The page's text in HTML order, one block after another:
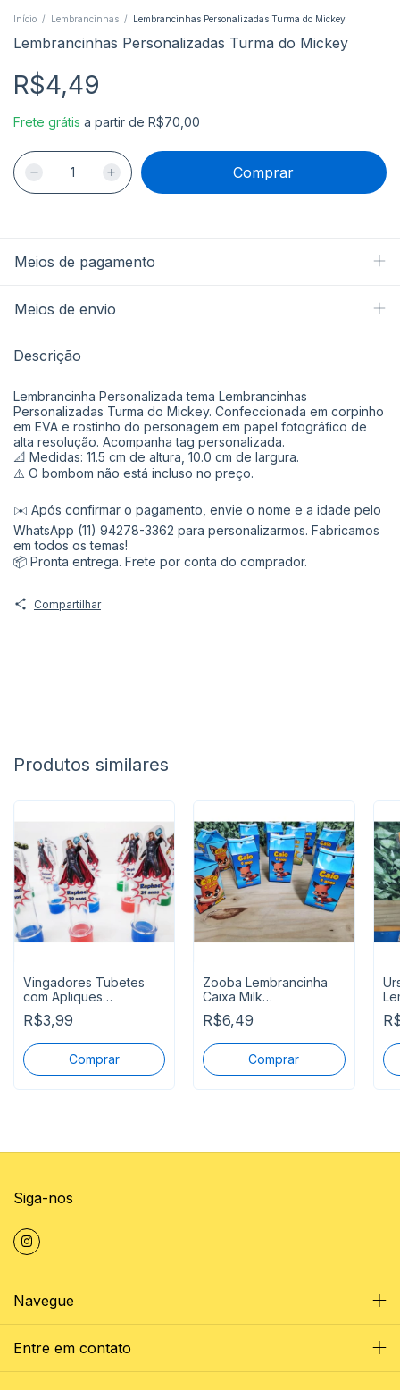
Início / Lembrancinhas / Lembrancinhas Personalizadas Turma do Mickey
Lembrancinhas Personalizadas Turma do Mickey
R$4,49
Frete grátis a partir de R$70,00
Meios de pagamento
Meios de envio
Descrição
Lembrancinha Personalizada tema Lembrancinhas
Personalizadas Turma do Mickey. Confeccionada em corpinho
em EVA e rostinho do personagem em papel fotográfico de
alta resolução. Acompanha tag personalizada.
📐 Medidas: 11.5 cm de altura, 10.0 cm de largura.
⚠️ O bombom não está incluso no preço.
✉️ Após confirmar o pagamento, envie o nome e a idade pelo
WhatsApp (11) 94278-3362 para personalizarmos. Fabricamos
em todos os temas!
📦 Pronta entrega. Frete por conta do comprador.
Compartilhar
Produtos similares
Vingadores Tubetes
com Apliques
Personalizado
R$3,99
Zooba Lembrancinha
Caixa Milk
Personalizada
R$6,49
Siga-nos
Navegue
Entre em contato